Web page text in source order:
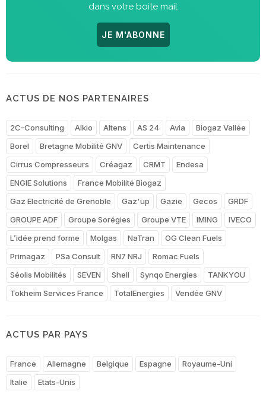
dans votre boite mail
JE M'ABONNE
ACTUS DE NOS PARTENAIRES
2C-Consulting Alkio Altens AS 24 Avia
Biogaz Vallée
Borel
Bretagne Mobilité GNV
Certis Maintenance
Cirrus Compresseurs
Créagaz CRMT
Endesa
ENGIE Solutions
France Mobilité Biogaz
Gaz Electricité de Grenoble
Gaz'up Gazie Gecos
GRDF
GROUPE ADF
Groupe Sorégies Groupe VTE IMING
IVECO
L’idée prend forme
Molgas NaTran
OG Clean Fuels
Primagaz
PSa Consult RN7 NRJ
Romac Fuels
Séolis Mobilités
SEVEN Shell Synqo Energies
TANKYOU
Tokheim Services France
TotalEnergies Vendée GNV
ACTUS PAR PAYS
France Allemagne Belgique Espagne
Royaume-Uni
Italie
Etats-Unis